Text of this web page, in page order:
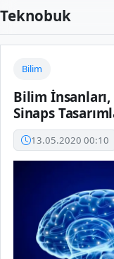
Teknobuk
Bilim
Bilim
Sinaps
13.05.2020 00:10